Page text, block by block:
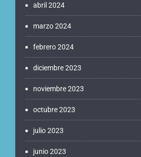
abril 2024
marzo 2024
febrero 2024
diciembre 2023
noviembre 2023
octubre 2023
julio 2023
junio 2023